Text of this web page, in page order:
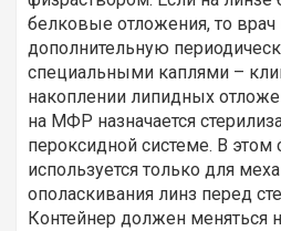
белковые отложения, то врач
дополнительную
специальными каплями –
накоплении липидных
на МФР назначается
пероксидной системе. В
используется только для
ополаскивания линз перед
Контейнер должен меняться